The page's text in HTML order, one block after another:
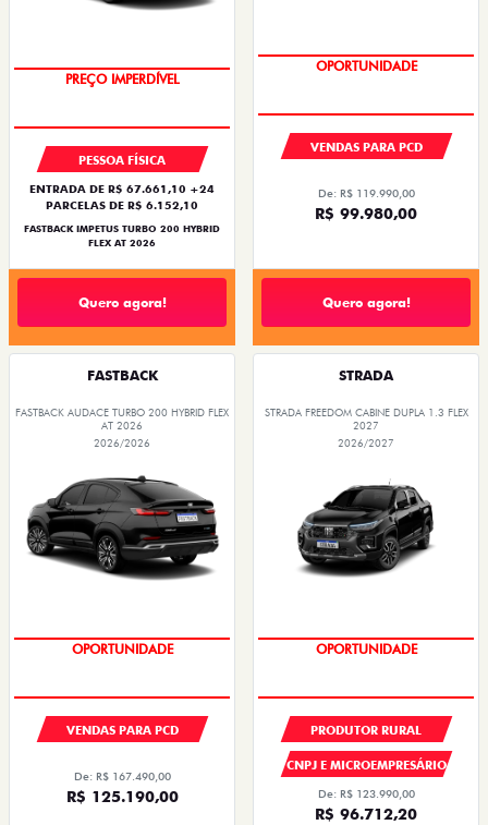
OPORTUNIDADE
PESSOA FÍSICA
ENTRADA DE R$ 67.661,10 +24
PARCELAS DE R$ 6.152,10
FASTBACK IMPETUS TURBO 200 HYBRID
FLEX AT 2026
Quero agora!
OPORTUNIDADE
VENDAS PARA PCD
De: R$ 119.990,00
R$ 99.980,00
Quero agora!
FASTBACK
FASTBACK AUDACE TURBO 200 HYBRID FLEX
AT 2026
2026/2026
OPORTUNIDADE
VENDAS PARA PCD
De: R$ 167.490,00
R$ 125.190,00
STRADA
STRADA FREEDOM CABINE DUPLA 1.3 FLEX
2027
2026/2027
OPORTUNIDADE
PRODUTOR RURAL
CNPJ E MICROEMPRESÁRIO
De: R$ 123.990,00
R$ 96.712,20